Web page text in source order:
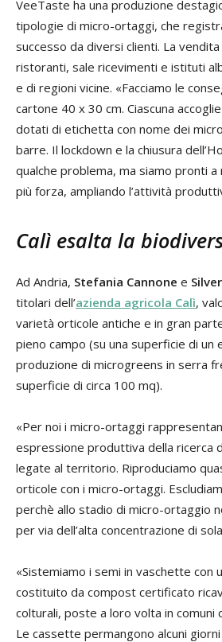
VeeTaste ha una produzione
tipologie di micro-ortaggi, che
successo da diversi clienti. La
ristoranti, sale ricevimenti e istituti
e di regioni vicine. «Facciamo le
cartone 40 x 30 cm. Ciascuna
dotati di etichetta con nome dei
barre. Il lockdown e la chiusura
qualche problema, ma siamo pronti
più forza, ampliando l’attività
Calì esalta la
Ad Andria, Stefania Cannone e
titolari dell’azienda agricola Calì,
varietà orticole antiche e in gran
pieno campo (su una superficie di un
produzione di microgreens in serra
superficie di circa 100 mq).
«Per noi i micro-ortaggi
espressione produttiva della ricerca
legate al territorio. Riproduciamo
orticole con i micro-ortaggi.
perchè allo stadio di micro-ortaggio
per via dell’alta concentrazione di
«Sistemiamo i semi in vaschette con
costituito da compost certificato
colturali, poste a loro volta in comuni
Le cassette permangono alcuni